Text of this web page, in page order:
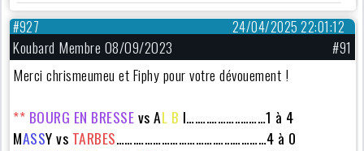
24/04/2025 22:01:12
#927
Koubard Membre 08/09/2023
#91
Merci chrismeumeu et Fiphy pour votre dévouement !
** BOURG EN BRESSEvs AL B I….….………..………1 à 4
MASSY vs TARBES…….……………………….…...…………4 à 0